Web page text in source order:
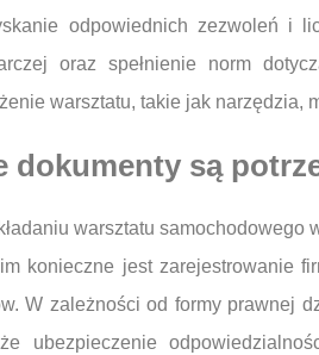
odpowiednich zezwoleń i
oraz spełnienie norm
warsztatu, takie jak narzędzia,
dokumenty są
warsztatu
konieczne jest zarejestrowanie
W zależności od formy prawnej
ubezpieczenie